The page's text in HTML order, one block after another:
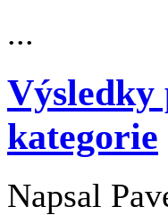
...
Výsledky
kategorie
Napsal